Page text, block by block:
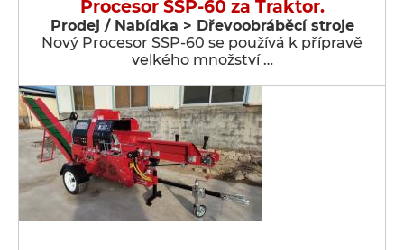
Procesor SSP-60 za Traktor.
Prodej / Nabídka > Dřevoobráběcí stroje
Nový Procesor SSP-60 se používá k přípravě
velkého množství …